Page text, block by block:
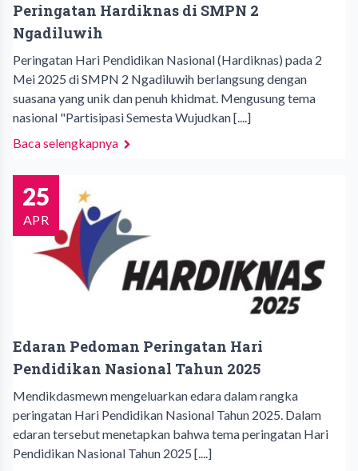
Peringatan Hardiknas di SMPN 2
Ngadiluwih
Peringatan Hari Pendidikan Nasional (Hardiknas) pada 2
Mei 2025 di SMPN 2 Ngadiluwih berlangsung dengan
suasana yang unik dan penuh khidmat. Mengusung tema
nasional "Partisipasi Semesta Wujudkan [....]
Baca selengkapnya
25
APR
Edaran Pedoman Peringatan Hari
Pendidikan Nasional Tahun 2025
Mendikdasmewn mengeluarkan edara dalam rangka
peringatan Hari Pendidikan Nasional Tahun 2025. Dalam
edaran tersebut menetapkan bahwa tema peringatan Hari
Pendidikan Nasional Tahun 2025 [....]